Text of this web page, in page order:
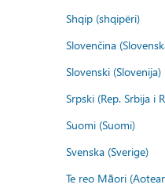
Shqip (shqipëri)
Slovenčina
Slovenski (Slovenija)
Srpski (Rep. Srbija i
Suomi (Suomi)
Svenska (Sverige)
Te reo Māori